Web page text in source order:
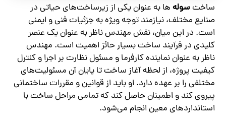
ساختسولهها به عنوان یکی از زیرساخت‌های حیاتی در
صنایع مختلف، نیازمند توجه ویژه به جزئیات فنی و ایمنی
است. در این میان، نقش مهندس ناظر به عنوان یک عنصر
کلیدی در فرآیند ساخت بسیار حائز اهمیت است. مهندس
ناظر به عنوان نماینده کارفرما و مسئول نظارت بر اجرا و کنترل
کیفیت پروژه، از لحظه آغاز ساخت تا پایان آن مسئولیت‌های
مختلفی را بر عهده دارد. او باید از قوانین و مقررات ساختمانی
پیروی کند و اطمینان حاصل کند که تمامی مراحل ساخت با
استانداردهای معین انجام می‌شود.